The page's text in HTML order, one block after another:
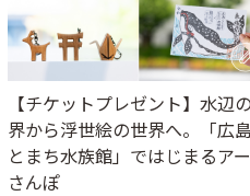
【チケットプレゼント】水辺
界から浮世絵の世界へ。「広
とまち水族館」ではじまるア
さんぽ